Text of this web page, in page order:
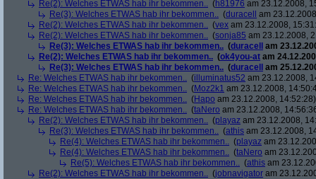
Re(2): Welches ETWAS hab ihr bekommen.. (h81976 am 23.12.2008,
Re(3): Welches ETWAS hab ihr bekommen.. (duracell
am
Re(2): Welches ETWAS hab ihr bekommen.. (vex am 23.12.2008,
Re(2): Welches ETWAS hab ihr bekommen.. (sonja85 am 23.12.2008,
Re(3): Welches ETWAS hab ihr bekommen.. (duracell
am
Re(2): Welches ETWAS hab ihr bekommen.. (ok4you-at am
Re(3): Welches ETWAS hab ihr bekommen.. (duracell
am
Re: Welches ETWAS hab ihr bekommen.. (illuminatus52 am 23.12.2008,
Re: Welches ETWAS hab ihr bekommen.. (Moz2k1 am 23.12.2008,
Re: Welches ETWAS hab ihr bekommen.. (Hapo am 23.12.2008, 14:52:28)
Re: Welches ETWAS hab ihr bekommen.. (taNero am 23.12.2008,
Re(2): Welches ETWAS hab ihr bekommen.. (playaz am 23.12.2008,
Re(3): Welches ETWAS hab ihr bekommen.. (athis am 23.12.2008,
Re(4): Welches ETWAS hab ihr bekommen.. (playaz am
Re(4): Welches ETWAS hab ihr bekommen.. (taNero am
Re(5): Welches ETWAS hab ihr bekommen.. (athis am
Re(2): Welches ETWAS hab ihr bekommen.. (jobnavigator am